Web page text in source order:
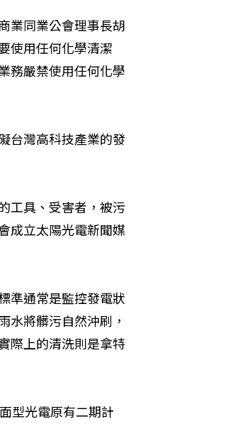
業同業公會理事長胡
使用任何化學清潔
務嚴禁使用任何化學
台灣高科技產業的發
工具、受害者，被污
成立太陽光電新聞媒
準通常是監控發電狀
水將髒污自然沖刷，
際上的清洗則是拿特
型光電原有二期計